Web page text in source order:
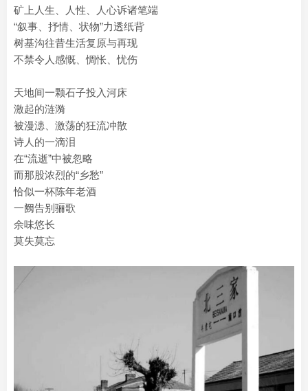
矿上人生、人性、人心诉诸笔端
“叙事、抒情、状物”力透纸背
树基沟往昔生活复原与再现
不禁令人感慨、惆怅、忧伤
天地间一颗石子投入河床
激起的涟漪
被漫漶、激荡的狂流冲散
诗人的一滴泪
在“流逝”中被忽略
而那股浓烈的“乡愁”
恰似一杯陈年老酒
一阙告别骊歌
余味悠长
莫失莫忘